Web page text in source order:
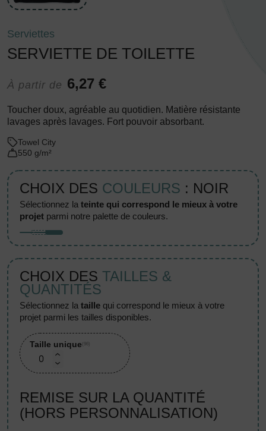
Serviettes
SERVIETTE DE TOILETTE
À partir de 6,27 €
Toucher doux, agréable au quotidien. Matière résistante
lavages après lavages. Fort pouvoir absorbant.
Towel City
550 g/m²
CHOIX DES COULEURS : NOIR
sélectionnez lateinte qui correspond le mieux à votre
projet parmi notre palette de couleurs.
CHOIX DES TAILLES &
QUANTITÉS
sélectionnez lataille qui correspond le mieux à votre
projet parmi les tailles disponibles.
Taille unique
REMISE SUR LA QUANTITÉ
(HORS PERSONNALISATION)